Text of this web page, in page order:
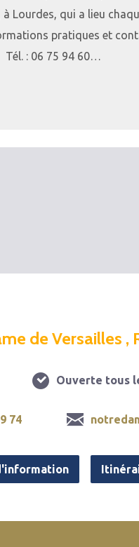
Lourdes, qui a lieu
pratiques et
: 06 75 94 60…
de Versailles
Ouverte tous
74